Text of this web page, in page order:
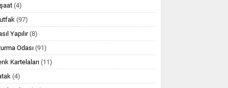
(4)
(97)
Yapılır(8)
Odası(91)
Kartelaları (11)
(4)